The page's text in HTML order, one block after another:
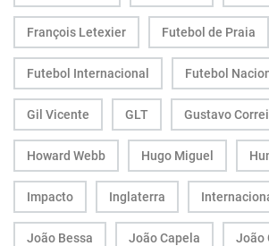
François Letexier Futebol de Praia
Futebol Internacional Futebol
Gil Vicente GLT Gustavo
Howard Webb Hugo Miguel
Impacto Inglaterra
João Bessa João Capela João